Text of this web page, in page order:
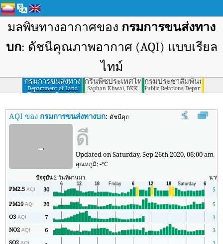
มลพิษทางอากาศของ กรมการขนส่งทาง
บก: ดัชนีคุณภาพอากาศ (AQI) แบบเรียล
ไทม์
กรมการขนส่งทาง
บก
Department of Land
Transport, Bangkok
กรีนพีซประเทศไทย กรุงเทพฯ
Saphan Khwai, BKK
กรมประชาสัมพันธ์
Public Relations Department,
AQI ของ กรมการขนส่งทางบก:ดัชนีคุณภาพอากาศ (AQI) แบบเรียลไทม์ขอ
- ดี
Updated on Saturday, Sep 26th 2020, 06:00 am
อุณหภูมิ:-°C
ปัจจุบัน2 วันที่ผ่านมา นาที
PM2.5AQI 30
5
PM10AQI 20
5
O3AQI 7
1
NO2AQI 6
3
SO2AQI